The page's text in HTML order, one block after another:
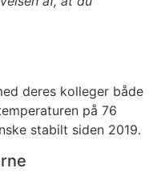
deres kolleger både
på 76
stabilt siden 2019.